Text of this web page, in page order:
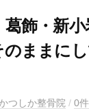
葛飾・新
のままに
つしか整骨院 / 0